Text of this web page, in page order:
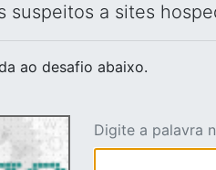
suspeitos a sites
ao desafio abaixo.
Digite a palavra